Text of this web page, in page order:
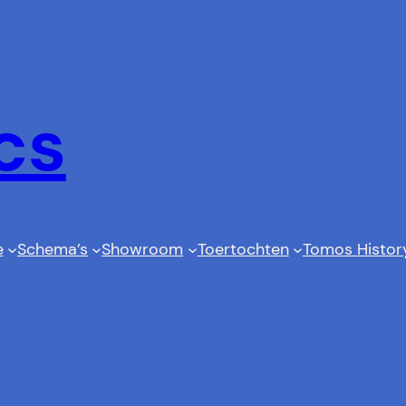
Schema’s Showroom Toertochten Tomos